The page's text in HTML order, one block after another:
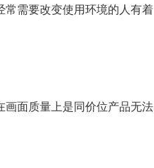
常需要改变使用环境的人有着
画面质量上是同价位产品无法